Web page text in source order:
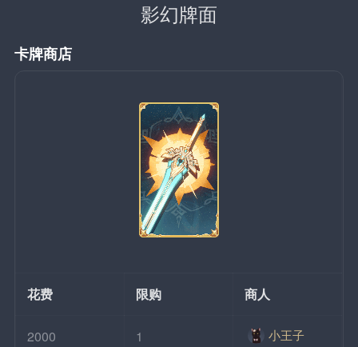
影幻牌面
卡牌商店
花费 限购 商人
2000 1 小王子